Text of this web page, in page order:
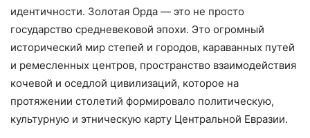
идентичности. Золотая Орда — это не просто
государство средневековой эпохи. Это огромный
исторический мир степей и городов, караванных путей
и ремесленных центров, пространство взаимодействия
кочевой и оседлой цивилизаций, которое на
протяжении столетий формировало политическую,
культурную и этническую карту Центральной Евразии.